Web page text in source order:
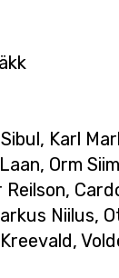
Karl
Orm
Niilus,